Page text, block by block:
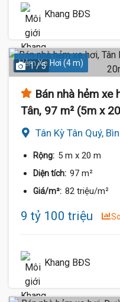
Khang BĐS
Hẻm Xe Hơi (4 m)
1 / 5
Bán nhà hẻm xe
Tân, 97 m² (5m x
Tân Kỳ Tân Quý,
Rộng: 5 m x 20 m
Diện tích: 97 m²
Giá/m²: 82 triệu/m²
9 tỷ 100 triệu
Khang BĐS